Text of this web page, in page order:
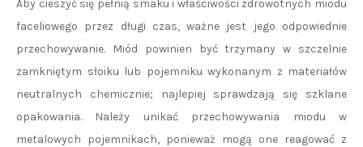
Aby cieszyć się pełnią smaku i właściwości zdrowotnych miodu
faceliowego przez długi czas, ważne jest jego odpowiednie
przechowywanie. Miód powinien być trzymany w szczelnie
zamkniętym słoiku lub pojemniku wykonanym z materiałów
neutralnych chemicznie; najlepiej sprawdzają się szklane
opakowania. Należy unikać przechowywania miodu w
metalowych pojemnikach, ponieważ mogą one reagować z